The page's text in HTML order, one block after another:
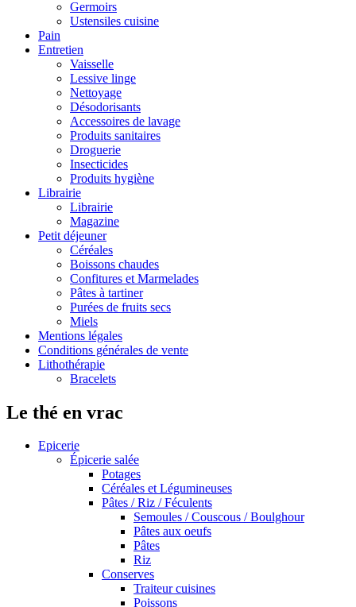
Germoirs
Ustensiles cuisine
Pain
Entretien
Vaisselle
Lessive linge
Nettoyage
Désodorisants
Accessoires de lavage
Produits sanitaires
Droguerie
Insecticides
Produits hygiène
Librairie
Librairie
Magazine
Petit déjeuner
Céréales
Boissons chaudes
Confitures et Marmelades
Pâtes à tartiner
Purées de fruits secs
Miels
Mentions légales
Conditions générales de vente
Lithothérapie
Bracelets
Le thé en vrac
Epicerie
Épicerie salée
Potages
Céréales et Légumineuses
Pâtes / Riz / Féculents
Semoules / Couscous / Boulghour
Pâtes aux oeufs
Pâtes
Riz
Conserves
Traiteur cuisines
Poissons